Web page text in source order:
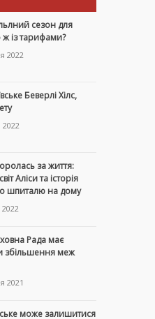
сезон для
із тарифами?
2022
Беверлі Хілс,
за життя:
Аліси та історія
шпиталю на дому
Рада має
збільшення меж
2021
може залишитися